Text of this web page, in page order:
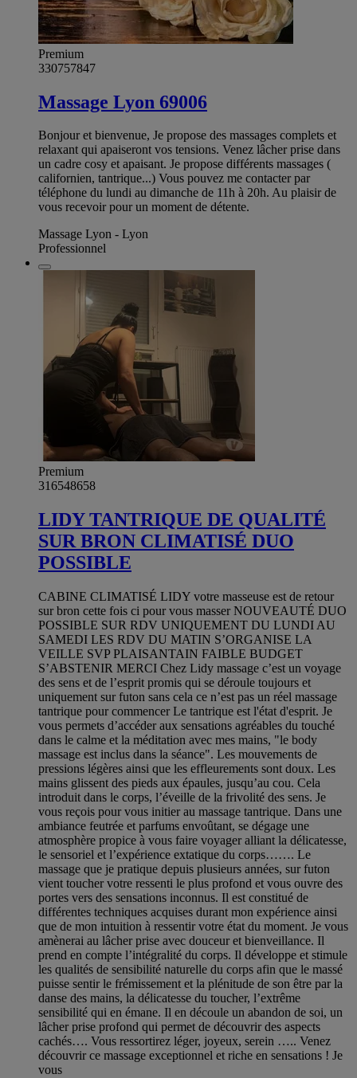
Premium
330757847
Massage Lyon 69006
Bonjour et bienvenue, Je propose des massages complets et
relaxant qui apaiseront vos tensions. Venez lâcher prise dans
un cadre cosy et apaisant. Je propose différents massages (
californien, tantrique...) Vous pouvez me contacter par
téléphone du lundi au dimanche de 11h à 20h. Au plaisir de
vous recevoir pour un moment de détente.
Massage Lyon - Lyon
Professionnel
Premium
316548658
LIDY TANTRIQUE DE QUALITÉ
SUR BRON CLIMATISÉ DUO
POSSIBLE
CABINE CLIMATISÉ LIDY votre masseuse est de retour
sur bron cette fois ci pour vous masser NOUVEAUTÉ DUO
POSSIBLE SUR RDV UNIQUEMENT DU LUNDI AU
SAMEDI LES RDV DU MATIN S’ORGANISE LA
VEILLE SVP PLAISANTAIN FAIBLE BUDGET
S’ABSTENIR MERCI Chez Lidy massage c’est un voyage
des sens et de l’esprit promis qui se déroule toujours et
uniquement sur futon sans cela ce n’est pas un réel massage
tantrique pour commencer Le tantrique est l'état d'esprit. Je
vous permets d’accéder aux sensations agréables du touché
dans le calme et la méditation avec mes mains, "le body
massage est inclus dans la séance". Les mouvements de
pressions légères ainsi que les effleurements sont doux. Les
mains glissent des pieds aux épaules, jusqu’au cou. Cela
introduit dans le corps, l’éveille de la frivolité des sens. Je
vous reçois pour vous initier au massage tantrique. Dans une
ambiance feutrée et parfums envoûtant, se dégage une
atmosphère propice à vous faire voyager alliant la délicatesse,
le sensoriel et l’expérience extatique du corps……. Le
massage que je pratique depuis plusieurs années, sur futon
vient toucher votre ressenti le plus profond et vous ouvre des
portes vers des sensations inconnus. Il est constitué de
différentes techniques acquises durant mon expérience ainsi
que de mon intuition à ressentir votre état du moment. Je vous
amènerai au lâcher prise avec douceur et bienveillance. Il
prend en compte l’intégralité du corps. Il développe et stimule
les qualités de sensibilité naturelle du corps afin que le massé
puisse sentir le frémissement et la plénitude de son être par la
danse des mains, la délicatesse du toucher, l’extrême
sensibilité qui en émane. Il en découle un abandon de soi, un
lâcher prise profond qui permet de découvrir des aspects
cachés…. Vous ressortirez léger, joyeux, serein ….. Venez
découvrir ce massage exceptionnel et riche en sensations ! Je
vous